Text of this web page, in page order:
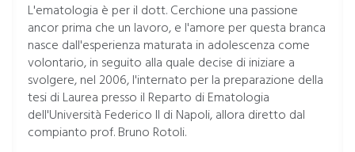
L'ematologia è per il dott. Cerchione una passione
ancor prima che un lavoro, e l'amore per questa branca
nasce dall'esperienza maturata in adolescenza come
volontario, in seguito alla quale decise di iniziare a
svolgere, nel 2006, l'internato per la preparazione della
tesi di Laurea presso il Reparto di Ematologia
dell'Università Federico II di Napoli, allora diretto dal
compianto prof. Bruno Rotoli.